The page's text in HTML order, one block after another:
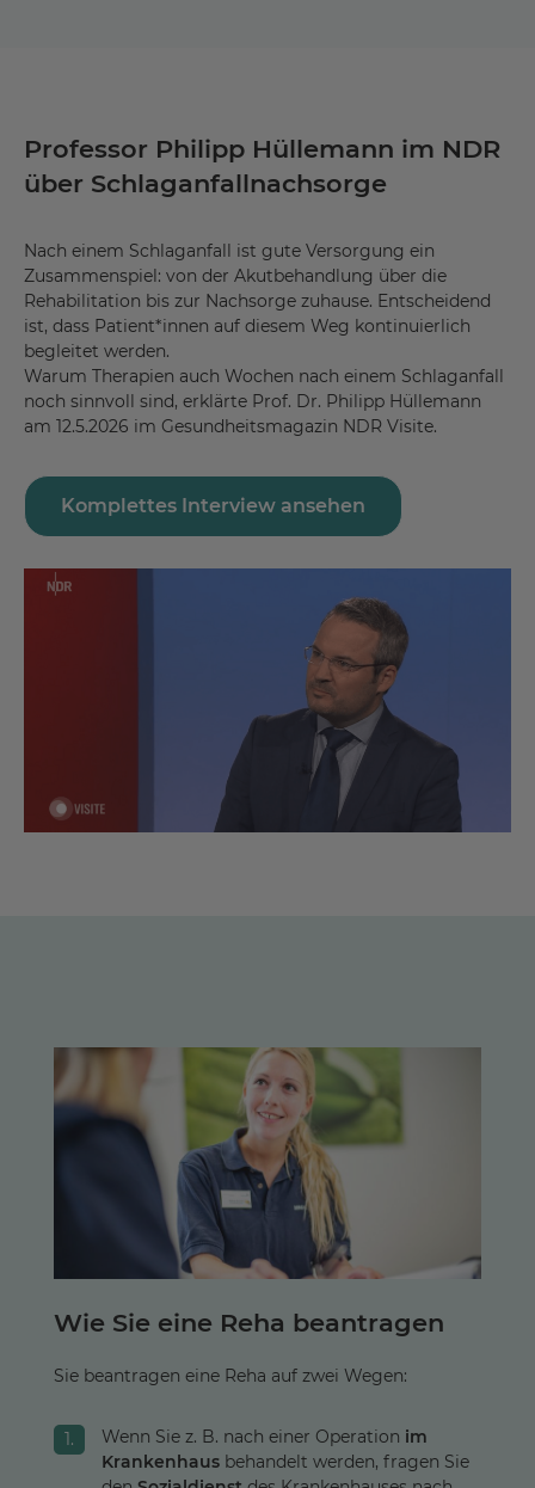
Professor Philipp Hüllemann im NDR
über Schlaganfallnachsorge
Nach einem Schlaganfall ist gute Versorgung ein
Zusammenspiel: von der Akutbehandlung über die
Rehabilitation bis zur Nachsorge zuhause. Entscheidend
ist, dass Patient*innen auf diesem Weg kontinuierlich
begleitet werden.
Warum Therapien auch Wochen nach einem Schlaganfall
noch sinnvoll sind, erklärte Prof. Dr. Philipp Hüllemann
am 12.5.2026 im Gesundheitsmagazin NDR Visite.
Komplettes Interview ansehen
Wie Sie eine Reha beantragen
Sie beantragen eine Reha auf zwei Wegen:
Wenn Sie z. B. nach einer Operation im
Krankenhaus behandelt werden, fragen Sie